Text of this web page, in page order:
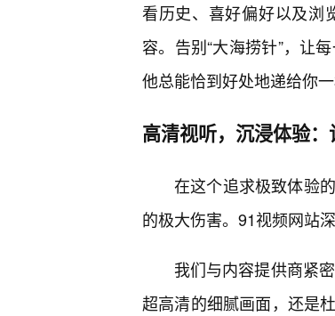
看历史、喜好偏好以及浏
容。告别“大海捞针”，让
他总能恰到好处地递给你
高清视听，沉浸体验
在这个追求极致体验
的极大伤害。91视频网站
我们与内容提供商紧
超高清的细腻画面，还是